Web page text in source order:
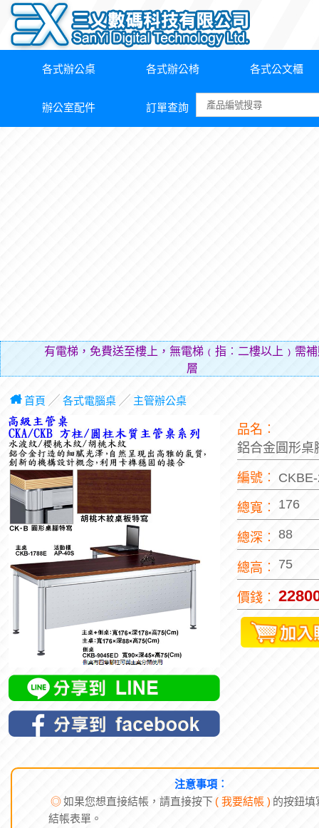
各式辦公桌 各式辦公椅 各式公文櫃
辦公室配件 訂單查詢
有電梯，免費送至樓上，無電梯﹙指︰二樓以上﹚需
層費用
首頁 ╱ 各式電腦桌╱ 主管辦公桌
品名︰
鋁合金圓形
編號︰
總寬︰ 176
總深︰ 88
總高︰ 75
價錢︰
注意事項︰
◎如果您想直接結帳，請直接按下 ( 我要結帳 ) 的按鈕填
結帳表單。